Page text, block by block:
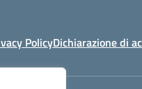
PolicyDichiarazione di